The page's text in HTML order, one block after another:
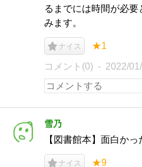
るまでには時間が必
みます。
ナイス ★1
コメント(0) 2022/01/
雪乃
【図書館本】面白かっ
ナイス ★9